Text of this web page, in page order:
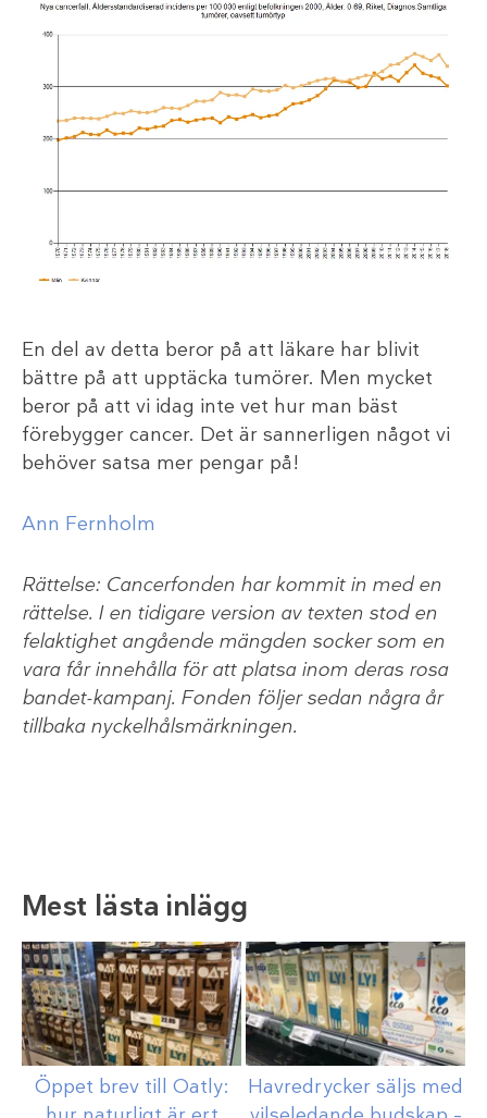
En del av detta beror på att läkare har blivit
bättre på att upptäcka tumörer. Men mycket
beror på att vi idag inte vet hur man bäst
förebygger cancer. Det är sannerligen något vi
behöver satsa mer pengar på!
Ann Fernholm
Rättelse: Cancerfonden har kommit in med en
rättelse. I en tidigare version av texten stod en
felaktighet angående mängden socker som en
vara får innehålla för att platsa inom deras rosa
bandet-kampanj. Fonden följer sedan några år
tillbaka nyckelhålsmärkningen.
Mest lästa inlägg
Öppet brev till Oatly:
Havredrycker säljs med